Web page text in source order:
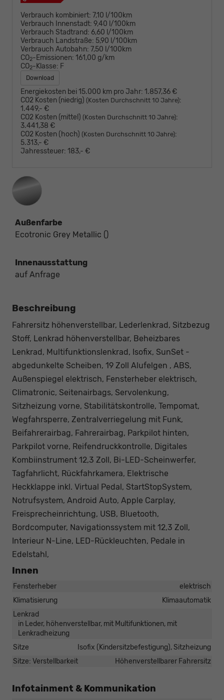
Verbrauch kombiniert: 7,10 l/100km
Verbrauch Innenstadt: 9,40 l/100km
Verbrauch Stadtrand: 6,60 l/100km
Verbrauch Landstraße: 5,90 l/100km
Verbrauch Autobahn: 7,50 l/100km
CO2-Emissionen: 161,00 g/km
CO2-Klasse: F
Download
Energiekosten bei 15.000 km pro Jahr: 1.857,36 €
CO2 Kosten (niedrig) (Kosten Durchschnitt 10 Jahre):
1.449,- €
CO2 Kosten (mittel) (Kosten Durchschnitt 10 Jahre):
3.441,38 €
CO2 Kosten (hoch) (Kosten Durchschnitt 10 Jahre):
5.313,- €
Jahressteuer: 183,- €
Außenfarbe
Ecotronic Grey Metallic ()
Innenausstattung
auf Anfrage
Beschreibung
Fahrersitz höhenverstellbar, Lederlenkrad, Sitzbezug
Stoff, Lenkrad höhenverstellbar, Beheizbares
Lenkrad, Multifunktionslenkrad, Isofix, SunSet -
abgedunkelte Scheiben, 19 Zoll Alufelgen , ABS,
Außenspiegel elektrisch, Fensterheber elektrisch,
Climatronic, Seitenairbags, Servolenkung,
Sitzheizung vorne, Stabilitätskontrolle, Tempomat,
Wegfahrsperre, Zentralverriegelung mit Funk,
Beifahrerairbag, Fahrerairbag, Parkpilot hinten,
Parkpilot vorne, Reifendruckkontrolle, Digitales
Kombiinstrument 12,3 Zoll, Bi-LED-Scheinwerfer,
Tagfahrlicht, Rückfahrkamera, Elektrische
Heckklappe inkl. Virtual Pedal, StartStopSystem,
Notrufsystem, Android Auto, Apple Carplay,
Freisprecheinrichtung, USB, Bluetooth,
Bordcomputer, Navigationssystem mit 12,3 Zoll,
Interieur N-Line, LED-Rückleuchten, Pedale in
Edelstahl,
Innen
Fensterheber
elektrisch
Klimatisierung
Klimaautomatik
Lenkrad
in Leder, höhenverstellbar, mit Multifunktionen, mit
Lenkradheizung
Sitze
Isofix (Kindersitzbefestigung), Sitzheizung
Sitze: Verstellbarkeit
Höhenverstellbarer Fahrersitz
Infotainment & Kommunikation